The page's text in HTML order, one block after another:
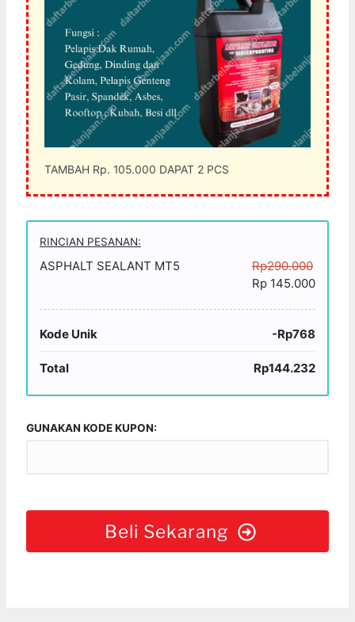
TAMBAH Rp. 105.000 DAPAT 2 PCS
RINCIAN PESANAN:
ASPHALT SEALANT MT5
Rp290.000
Rp 145.000
Kode Unik -Rp768
Total Rp144.232
GUNAKAN KODE KUPON:
Beli Sekarang